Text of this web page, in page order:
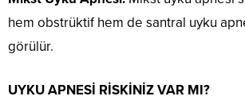
hem obstrüktif hem de santral uyku
görülür.
UYKU APNESİ RİSKİNİZ VAR MI?